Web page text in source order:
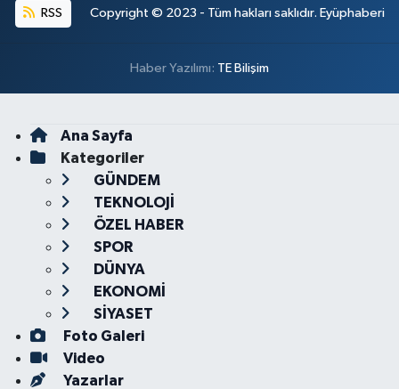
RSS Copyright © 2023 - Tüm hakları saklıdır. Eyüphaberi
Haber Yazılımı: TE Bilişim
Ana Sayfa
Kategoriler
GÜNDEM
TEKNOLOJİ
ÖZEL HABER
SPOR
DÜNYA
EKONOMİ
SİYASET
Foto Galeri
Video
Yazarlar